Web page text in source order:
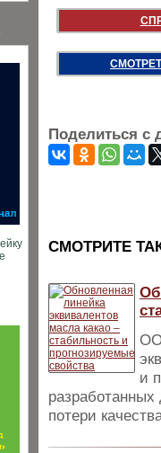
Поделиться с
CМОТРИТЕ
и
потери